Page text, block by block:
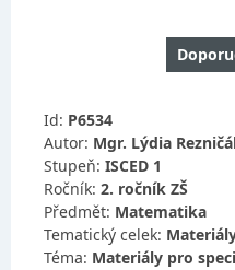
Id: P6534
Autor: Mgr. Lýdia
Stupeň: ISCED 1
Ročník: 2. ročník ZŠ
Předmět: Matematika
Tematický celek:
Téma: Materiály pro